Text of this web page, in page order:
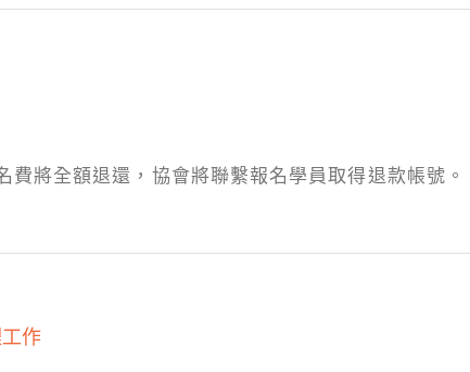
將全額退還，協會將聯繫報名學員取得退款帳號。
作